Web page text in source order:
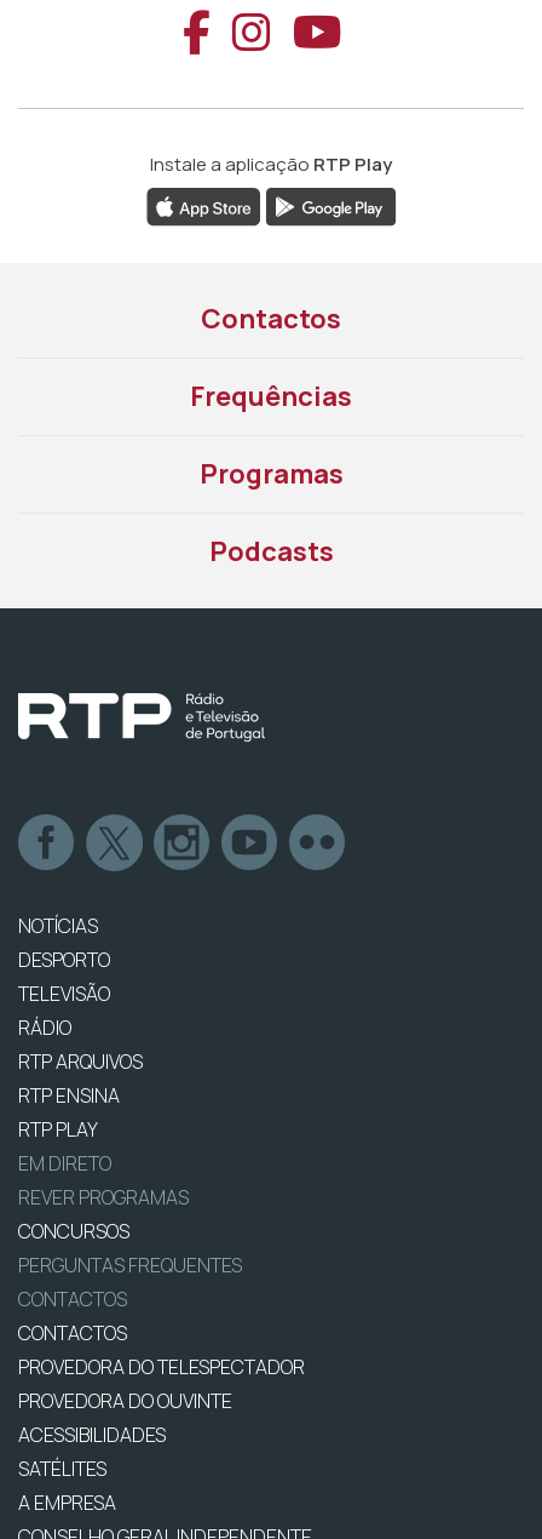
Aceder ao
Aceder ao
Aceder
Instale a aplicação RTP Play
Contactos
Frequências
Programas
Podcasts
NOTÍCIAS
DESPORTO
TELEVISÃO
RÁDIO
RTP ARQUIVOS
RTP ENSINA
RTP PLAY
EM DIRETO
REVER PROGRAMAS
CONCURSOS
PERGUNTAS FREQUENTES
CONTACTOS
CONTACTOS
PROVEDORA DO TELESPECTADOR
PROVEDORA DO OUVINTE
ACESSIBILIDADES
SATÉLITES
A EMPRESA